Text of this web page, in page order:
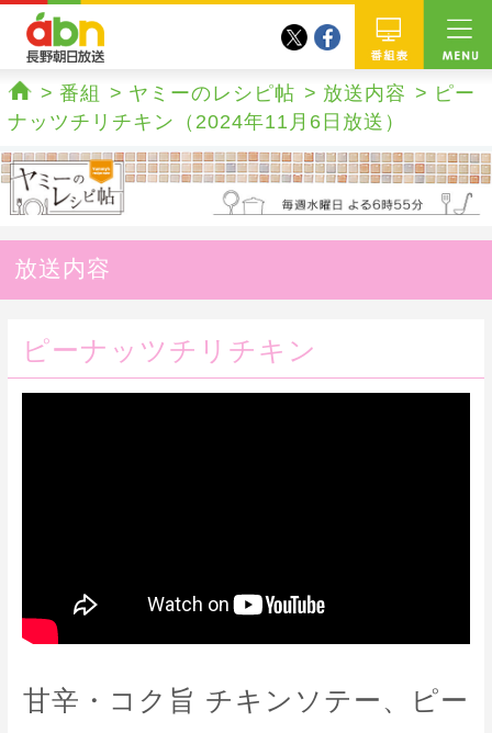
番組
twitterfacebook
ホーム
番組 ヤミーのレシピ帖 放送内容
ピー
ナッツチリチキン（2024年11月6日放送）
放送内容
ピーナッツチリチキン
甘辛・コク旨 チキンソテー、ピー